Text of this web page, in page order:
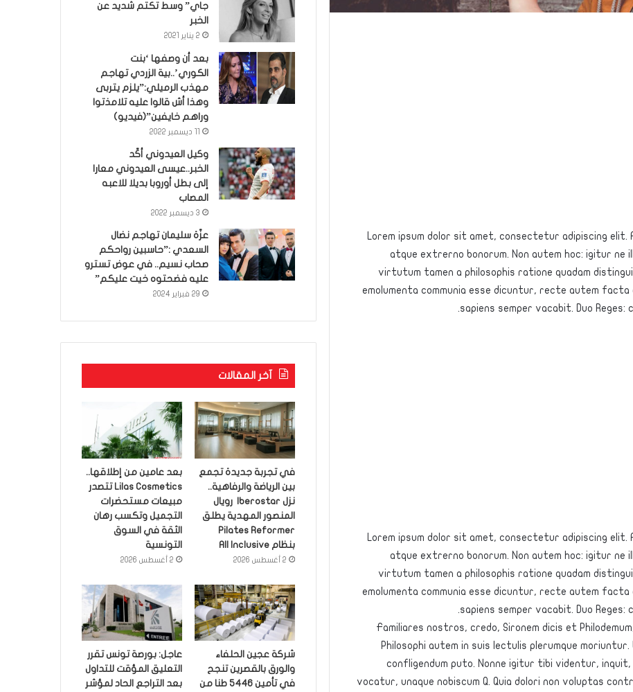
Lorem ipsum dolor sit amet, consectetur adipiscing
atque extrerno bonorum. Non autem hoc: igitur ne
virtutum tamen a philosophis ratione quadam
emolumenta communia esse dicuntur, recte autem
sapiens semper vacabit. Duo
Lorem ipsum dolor sit amet, consectetur adipiscing
atque extrerno bonorum. Non autem hoc: igitur ne
virtutum tamen a philosophis ratione quadam
emolumenta communia esse dicuntur, recte autem
sapiens semper vacabit. Duo
Familiares nostros, credo, Sironem dicis et
Philosophi autem in suis lectulis plerumque
confligendum puto. Nonne igitur tibi videntur, inquit,
vocatur, unaque nobiscum Q. Quia dolori non voluptas
جاي” وسط تكتم شديد عن
الخبر
2 يناير 2021
بعد أن وصفها ‘بنت
الكوري’..بية الزردي تهاجم
مهذب الرميلي:”يلزم يتربى
وهذا أش قالوا عليه تلامذتوا
وراهم خايفين”(فيديو)
وكيل العيدوني أكّد
الخبر..عيسى العيدوني معارا
إلى بطل أوروبا بديلا للاعبه
المصاب
3 ديسمبر 2022
عزّة سليمان تهاجم نضال
السعدي :”حاسبين رواحكم
صحاب نسيم.. في عوض تسترو
عليه فضحتوه خيت عليكم”
29 فبراير 2024
آخر المقالات
في تجربة جديدة تجمع
بين الرياضة والرفاهية..
نزل Iberostar رويال
المنصور المهدية يطلق
Pilates Reformer
بنظام All Inclusive
2 أغسطس 2026
بعد عامين من إطلاقها..
Lilas Cosmetics تتصدر
مبيعات مستحضرات
التجميل وتكسب رهان
الثقة في السوق
التونسية
2 أغسطس 2026
شركة عجين الحلفاء
والورق بالقصرين تنجح
في تأمين 5446 طنا من
عاجل: بورصة تونس تقرر
التعليق المؤقت للتداول
بعد التراجع الحاد لمؤشر